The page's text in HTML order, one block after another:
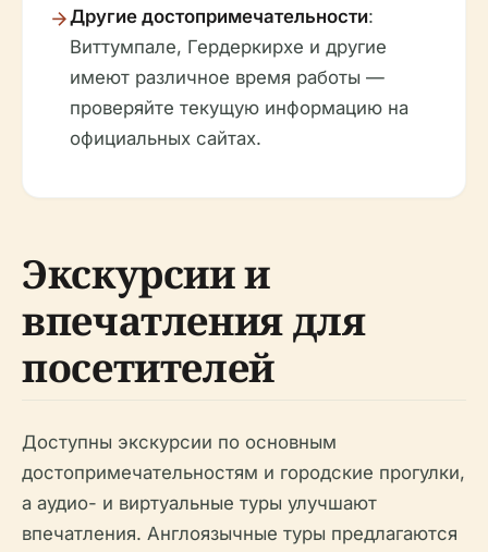
Другие достопримечательности:
Виттумпале, Гердеркирхе и другие
имеют различное время работы —
проверяйте текущую информацию на
официальных сайтах.
Экскурсии и
впечатления для
посетителей
Доступны экскурсии по основным
достопримечательностям и городские прогулки,
а аудио- и виртуальные туры улучшают
впечатления. Англоязычные туры предлагаются